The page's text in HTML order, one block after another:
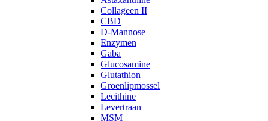
Collageen II
CBD
D-Mannose
Enzymen
Gaba
Glucosamine
Glutathion
Groenlipmossel
Lecithine
Levertraan
MSM